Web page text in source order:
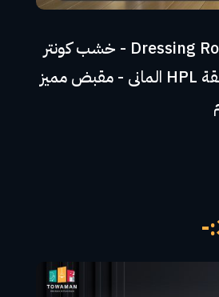
غرفة ملابس Dressing Room - خشب كونتر
جود وود على طبقة HPL المانى - مقبض مميز